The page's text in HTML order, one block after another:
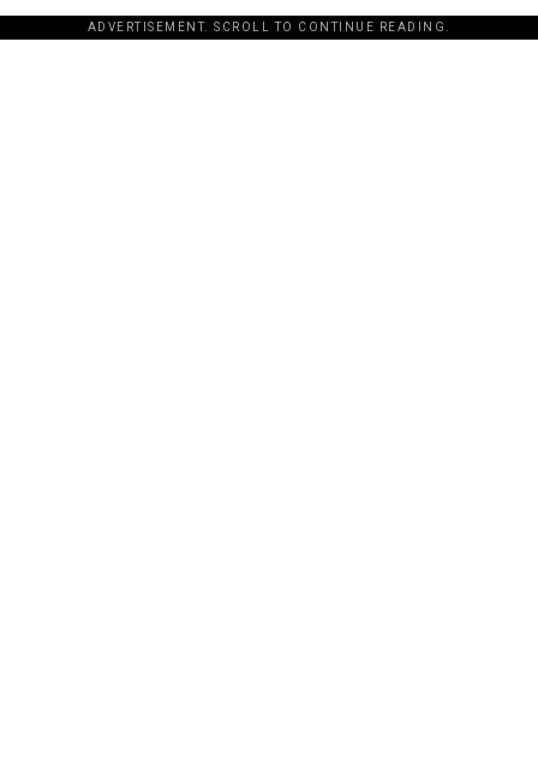
ADVERTISEMENT. SCROLL TO CONTINUE READING.